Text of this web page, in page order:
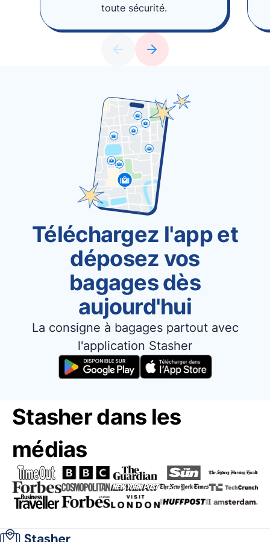
toute sécurité.
Téléchargez l'app et
déposez vos
bagages dès
aujourd'hui
La consigne à bagages partout avec
l'application Stasher
Stasher dans les
médias